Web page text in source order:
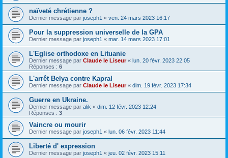
naïveté chrétienne ?
Dernier message par joseph1 « ven. 24 mars 2023 16:17
Pour la suppression universelle de la GPA
Dernier message par joseph1 « mar. 14 mars 2023 17:01
L'Eglise orthodoxe en Lituanie
Dernier message par Claude le Liseur« lun. 20 févr. 2023 22:05
Réponses : 6
L'arrêt Belya contre Kapral
Dernier message par Claude le Liseur« dim. 19 févr. 2023 17:34
Guerre en Ukraine.
Dernier message par alik « dim. 12 févr. 2023 12:24
Réponses : 3
Vaincre ou mourir
Dernier message par joseph1 « lun. 06 févr. 2023 11:44
Liberté d' expression
Dernier message par joseph1 « jeu. 02 févr. 2023 15:11